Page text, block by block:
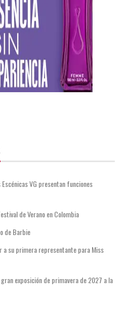
VG presentan funciones
de Verano en Colombia
de Barbie
a su primera representante para Miss
exposición de primavera de 2027 a la